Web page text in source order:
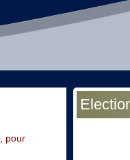
pour
Année
Mois
Année